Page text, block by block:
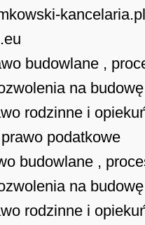
budowlane ,
na
rodzinne i
podatkowe
budowlane ,
na
rodzinne i